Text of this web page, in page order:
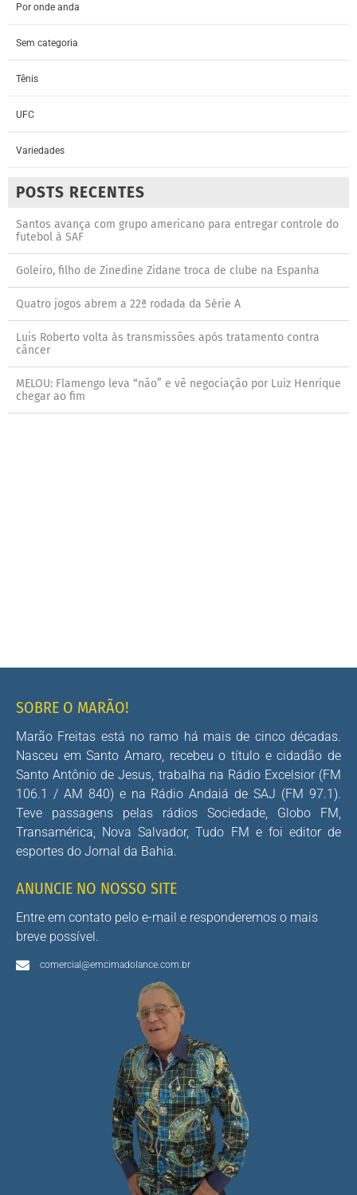
Por onde anda
Sem categoria
Tênis
UFC
Variedades
POSTS RECENTES
Santos avança com grupo americano para entregar controle do
futebol à SAF
Goleiro, filho de Zinedine Zidane troca de clube na Espanha
Quatro jogos abrem a 22ª rodada da Série A
Luis Roberto volta às transmissões após tratamento contra
câncer
MELOU: Flamengo leva “não” e vê negociação por Luiz Henrique
chegar ao fim
SOBRE O MARÃO!
Marão Freitas está no ramo há mais de cinco décadas.
Nasceu em Santo Amaro, recebeu o título e cidadão de
Santo Antônio de Jesus, trabalha na Rádio Excelsior (FM
106.1 / AM 840) e na Rádio Andaiá de SAJ (FM 97.1).
Teve passagens pelas rádios Sociedade, Globo FM,
Transamérica, Nova Salvador, Tudo FM e foi editor de
esportes do Jornal da Bahia.
ANUNCIE NO NOSSO SITE
Entre em contato pelo e-mail e responderemos o mais
breve possível.
comercial@emcimadolance.com.br